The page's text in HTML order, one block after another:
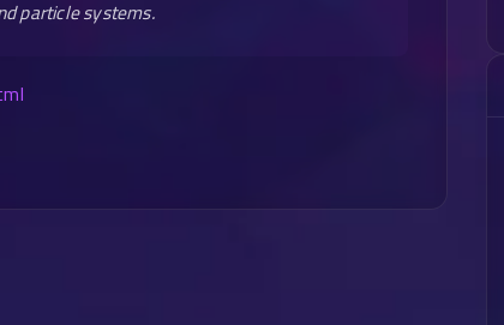
particle systems.